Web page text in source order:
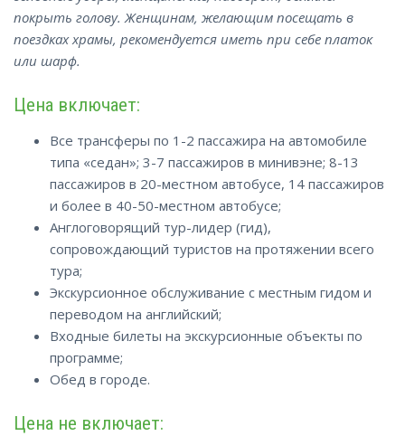
покрыть голову. Женщинам, желающим посещать в
поездках храмы, рекомендуется иметь при себе платок
или шарф.
Цена включает:
Все трансферы по 1-2 пассажира на автомобиле
типа «седан»; 3-7 пассажиров в минивэне; 8-13
пассажиров в 20-местном автобусе, 14 пассажиров
и более в 40-50-местном автобусе;
Англоговорящий тур-лидер (гид),
сопровождающий туристов на протяжении всего
тура;
Экскурсионное обслуживание с местным гидом и
переводом на английский;
Входные билеты на экскурсионные объекты по
программе;
Обед в городе.
Цена не включает: